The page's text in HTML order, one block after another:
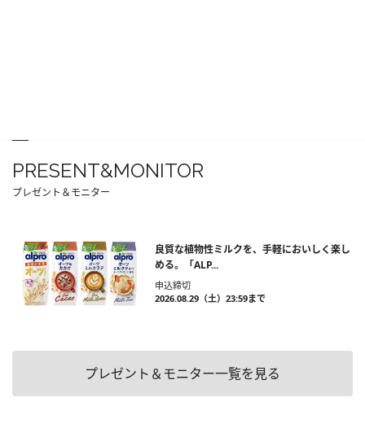
PRESENT&MONITOR
プレゼント＆モニター
良質な植物性ミルクを、手軽においしく楽し
める。「ALP...
申込締切
2026.08.29（土）23:59まで
プレゼント＆モニター一覧を見る